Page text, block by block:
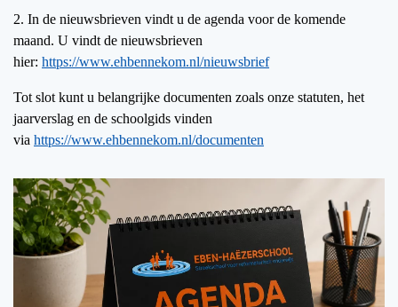
2. In de nieuwsbrieven vindt u de agenda voor de komende
maand. U vindt de nieuwsbrieven
hier: https://www.ehbennekom.nl/nieuwsbrief
Tot slot kunt u belangrijke documenten zoals onze statuten, het
jaarverslag en de schoolgids vinden
via https://www.ehbennekom.nl/documenten